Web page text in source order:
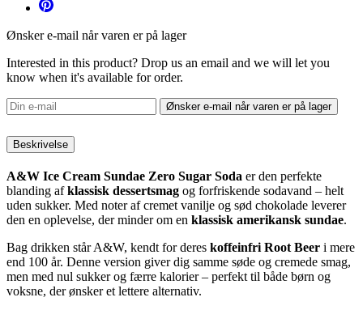
Ønsker e-mail når varen er på lager
Interested in this product? Drop us an email and we will let you
know when it's available for order.
Ønsker e-mail når varen er på lager
Beskrivelse
A&W Ice Cream Sundae Zero Sugar Soda er den perfekte
blanding afklassisk dessertsmag og forfriskende sodavand – helt
uden sukker. Med noter af cremet vanilje og sød chokolade leverer
den en oplevelse, der minder om en klassisk amerikansk sundae.
Bag drikken står A&W, kendt for deres koffeinfri Root Beer i mere
end 100 år. Denne version giver dig samme søde og cremede smag,
men med nul sukker og færre kalorier – perfekt til både børn og
voksne, der ønsker et lettere alternativ.